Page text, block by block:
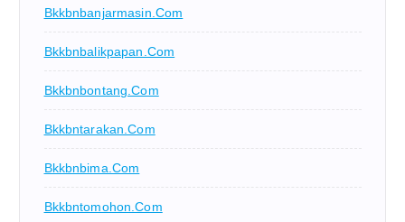
Bkkbnbanjarmasin.com
Bkkbnbalikpapan.com
Bkkbnbontang.com
Bkkbntarakan.com
Bkkbnbima.com
Bkkbntomohon.com